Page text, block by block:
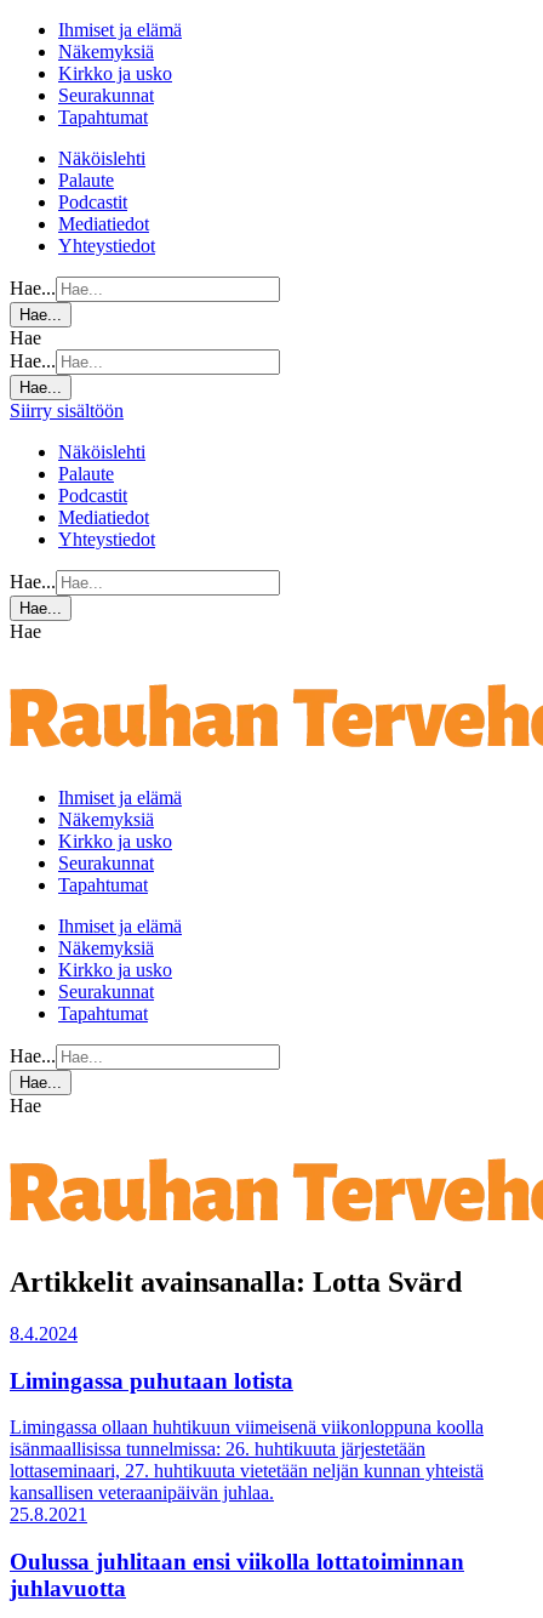
Ihmiset ja elämä
Näkemyksiä
Kirkko ja usko
Seurakunnat
Tapahtumat
Näköislehti
Palaute
Podcastit
Mediatiedot
Yhteystiedot
Hae...
Hae...
Hae
Hae...
Hae...
Siirry sisältöön
Näköislehti
Palaute
Podcastit
Mediatiedot
Yhteystiedot
Hae...
Hae...
Hae
Ihmiset ja elämä
Näkemyksiä
Kirkko ja usko
Seurakunnat
Tapahtumat
Ihmiset ja elämä
Näkemyksiä
Kirkko ja usko
Seurakunnat
Tapahtumat
Hae...
Hae...
Hae
Artikkelit avainsanalla: Lotta Svärd
8.4.2024
Limingassa puhutaan lotista
Limingassa ollaan huhtikuun viimeisenä viikonloppuna koolla
isänmaallisissa tunnelmissa: 26. huhtikuuta järjestetään
lottaseminaari, 27. huhtikuuta vietetään neljän kunnan yhteistä
kansallisen veteraanipäivän juhlaa.
25.8.2021
Oulussa juhlitaan ensi viikolla lottatoiminnan
juhlavuotta